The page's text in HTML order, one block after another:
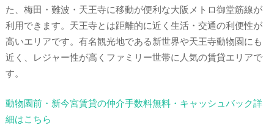
た、梅田・難波・天王寺に移動が便利な大阪メトロ御堂筋線が
利用できます。天王寺とは距離的に近く生活・交通の利便性が
高いエリアです。有名観光地である新世界や天王寺動物園にも
近く、レジャー性が高くファミリー世帯に人気の賃貸エリアで
す。
動物園前・新今宮賃貸の仲介手数料無料・キャッシュバック詳
細はこちら